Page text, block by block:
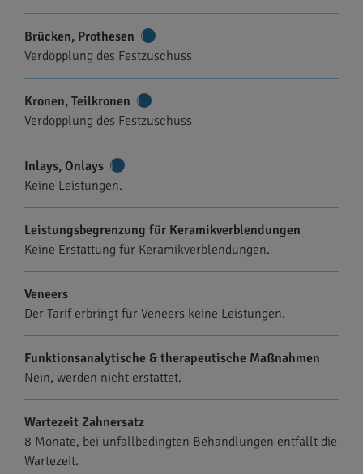
Brücken, Prothesen
Informationen
Verdopplung des Festzuschuss
Kronen, Teilkronen
Informationen
Verdopplung des Festzuschuss
Inlays, Onlays
Informationen
Keine Leistungen.
Leistungsbegrenzung für Keramikverblendungen
Keine Erstattung für Keramikverblendungen.
Veneers
Der Tarif erbringt für Veneers keine Leistungen.
Funktionsanalytische & therapeutische Maßnahmen
Nein, werden nicht erstattet.
Wartezeit Zahnersatz
8 Monate, bei unfallbedingten Behandlungen entfällt die
Wartezeit.